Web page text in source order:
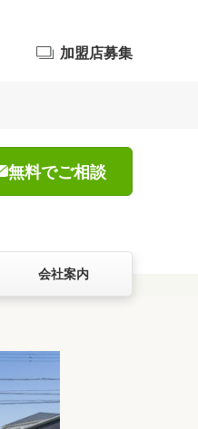
加盟店募集
無料でご相談
会社案内